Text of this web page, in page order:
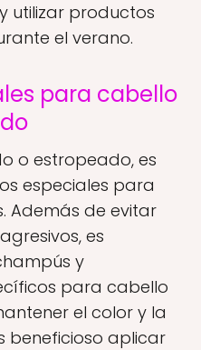
utilizar productos
el verano.
para cabello
o estropeado, es
especiales para
Además de evitar
es
y
para cabello
el color y la
beneficioso aplicar